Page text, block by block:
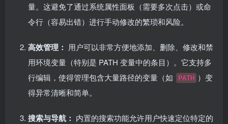
量。这避免了通过系统属性面板（需要多次点击）或命
令行（容易出错）进行手动修改的繁琐和风险。
高效管理： 用户可以非常方便地添加、删除、修改和禁
用环境变量（特别是 PATH 变量中的条目）。它支持多
行编辑，使得管理包含大量路径的变量（如
PATH ）变
得异常清晰和简单。
搜索与导航： 内置的搜索功能允许用户快速定位特定的